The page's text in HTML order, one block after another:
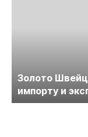
Золото
импорту и